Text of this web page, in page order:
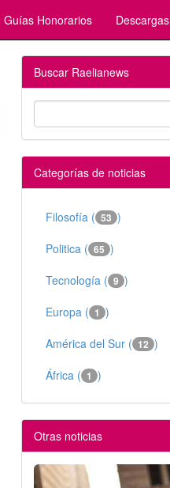
Guías Honorarios Descargas
Buscar Raelianews
Categorías de noticias
Filosofía ( 53 )
Politica ( 65 )
Tecnología ( 9 )
Europa ( 1 )
América del Sur ( 12 )
África ( 1 )
Otras noticias